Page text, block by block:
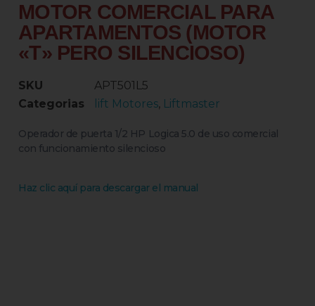
MOTOR COMERCIAL PARA
APARTAMENTOS (MOTOR
«T» PERO SILENCIOSO)
SKU
APT501L5
Categorias
lift Motores, Liftmaster
Operador de puerta 1/2 HP Logica 5.0 de uso comercial
con funcionamiento silencioso
Haz clic aquí para descargar el manual